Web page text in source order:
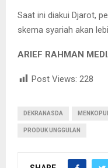
Saat ini diakui Djarot,
skema syariah akan
ARIEF RAHMAN
Post Views: 228
DEKRANASDA
PRODUK UNGGULAN